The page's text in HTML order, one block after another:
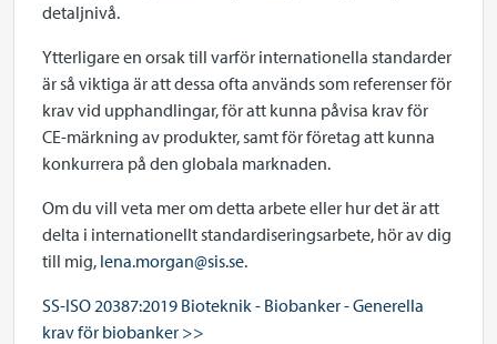
detaljnivå.
Ytterligare en orsak till varför internationella standarder
är så viktiga är att dessa ofta används som referenser för
krav vid upphandlingar, för att kunna påvisa krav för
CE-märkning av produkter, samt för företag att kunna
konkurrera på den globala marknaden.
Om du vill veta mer om detta arbete eller hur det är att
delta i internationellt standardiseringsarbete, hör av dig
till mig, lena.morgan@sis.se.
SS-ISO 20387:2019 Bioteknik - Biobanker - Generella
krav för biobanker >>